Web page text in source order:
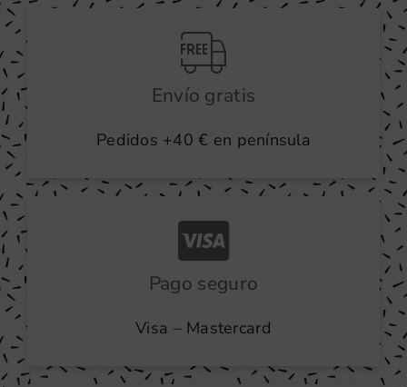
Envío gratis
Pedidos +40 € en península
Pago seguro
Visa – Mastercard